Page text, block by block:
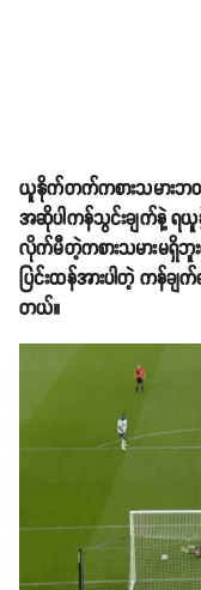
ယူနိုက်တက်ကစားသမားဘ၀
အဆိုပါကန်သွင်းချက်နဲ့ ရ
လိုက်မီတဲ့ကစားသမားမရှိဘူ
ပြင်းထန်အားပါတဲ့ ကန်
တယ်။